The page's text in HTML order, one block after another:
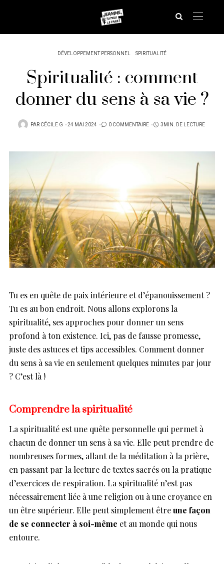
DÉVELOPPEMENT PERSONNEL SPIRITUALITÉ
Spiritualité : comment
donner du sens à sa vie ?
PAR CÉCILE G
PUBLIÉ
24 MAI 2024 0 COMMENTAIRE 3MIN. DE LECTURE
Tu es en quête de paix intérieure et d’épanouissement ?
Tu es au bon endroit. Nous allons explorons la
spiritualité, ses approches pour donner un sens
profond à ton existence. Ici, pas de fausse promesse,
juste des astuces et tips accessibles. Comment donner
du sens à sa vie en seulement quelques minutes par jour
? C’est là !
Comprendre la spiritualité
La spiritualité est une quête personnelle qui permet à
chacun de donner un sens à sa vie. Elle peut prendre de
nombreuses formes, allant de la méditation à la prière,
en passant par la lecture de textes sacrés ou la pratique
d’exercices de respiration. La spiritualité n’est pas
nécessairement liée à une religion ou à une croyance en
un être supérieur. Elle peut simplement êtreune façon
de se connecter à soi-même et au monde qui nous
entoure.